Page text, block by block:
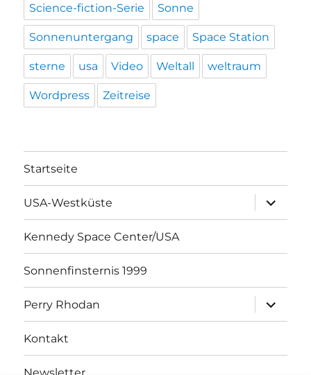
Science-fiction-Serie Sonne
Sonnenuntergang space Space Station
sterne usa Video Weltall weltraum
Wordpress Zeitreise
Startseite
USA-Westküste
öffnen
Kennedy Space Center/USA
Sonnenfinsternis 1999
Perry Rhodan
öffnen
Kontakt
Newsletter